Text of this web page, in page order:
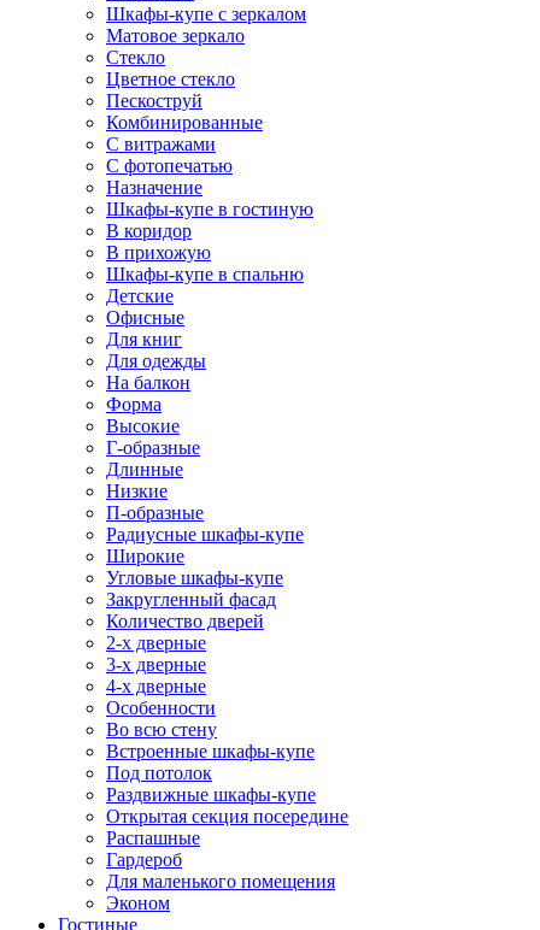
Шкафы-купе с зеркалом
Матовое зеркало
Стекло
Цветное стекло
Пескоструй
Комбинированные
С витражами
С фотопечатью
Назначение
Шкафы-купе в гостиную
В коридор
В прихожую
Шкафы-купе в спальню
Детские
Офисные
Для книг
Для одежды
На балкон
Форма
Высокие
Г-образные
Длинные
Низкие
П-образные
Радиусные шкафы-купе
Широкие
Угловые шкафы-купе
Закругленный фасад
Количество дверей
2-х дверные
3-х дверные
4-х дверные
Особенности
Во всю стену
Встроенные шкафы-купе
Под потолок
Раздвижные шкафы-купе
Открытая секция посередине
Распашные
Гардероб
Для маленького помещения
Эконом
Гостиные